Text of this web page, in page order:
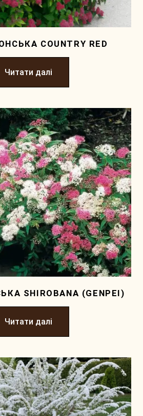
COUNTRY RED
Читати далі
SHIROBANA (GENPEI)
Читати далі